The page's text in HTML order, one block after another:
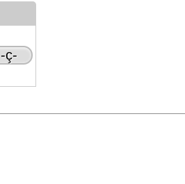
-ç-